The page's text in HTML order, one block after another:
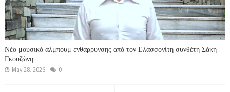
Νέο μουσικό άλμπουμ ενθάρρυνσης από τον Ελασσονίτη συνθέτη Σάκη
Γκουζώνη
May 28, 2026 0